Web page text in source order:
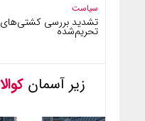
سیاست
تشدید بررسی کشتی‌های
تحریم‌شده
زیر آسمان